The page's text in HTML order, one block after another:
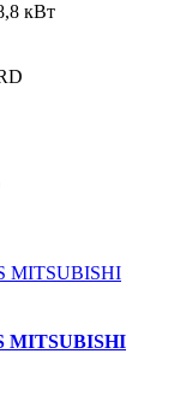
кВт
MITSUBISHI